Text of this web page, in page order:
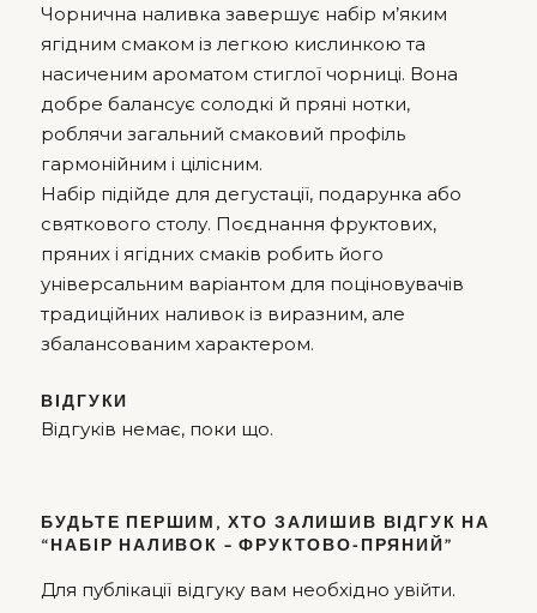
Чорнична наливка завершує набір м’яким
ягідним смаком із легкою кислинкою та
насиченим ароматом стиглої чорниці. Вона
добре балансує солодкі й пряні нотки,
роблячи загальний смаковий профіль
гармонійним і цілісним.
Набір підійде для дегустації, подарунка або
святкового столу. Поєднання фруктових,
пряних і ягідних смаків робить його
універсальним варіантом для поціновувачів
традиційних наливок із виразним, але
збалансованим характером.
ВІДГУКИ
Відгуків немає, поки що.
БУДЬТЕ ПЕРШИМ, ХТО ЗАЛИШИВ ВІДГУК НА
“НАБІР НАЛИВОК – ФРУКТОВО-ПРЯНИЙ”
Для публікації відгуку вам необхідноувійти.